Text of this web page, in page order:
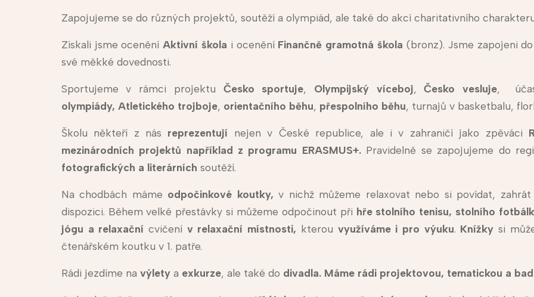
Zapojujeme se do různých projektů, soutěží a olympiád, ale také do akcí charitativního
Získali jsme oceněníAktivní škola i ocenění Finančně gramotná škola (bronz). Jsme zapojeni
své měkké dovednosti.
Sportujeme v rámci projektu Česko sportuje, Olympijský víceboj,Česko vesluje,
olympiády, Atletického trojboje, orientačního běhu, přespolního běhu, turnajů v basketbalu,
Školu někteří z nás reprezentují nejen v České republice, ale i v zahraničí jako zpěváci
mezinárodních projektů například z programu ERASMUS+. Pravidelně se zapojujeme do
fotografických a literárních soutěží.
Na chodbách máme odpočinkové koutky, v nichž můžeme relaxovat nebo si povídat,
dispozici. Během velké přestávky si můžeme odpočinout při hře stolního tenisu, stolního
jógu a relaxační cvičenív relaxační místnosti, kterou využíváme i pro výuku. Knížky si
čtenářském koutku v 1. patře.
Rádi jezdíme na výletya exkurze, ale také do divadla. Máme rádi projektovou, tematickou a